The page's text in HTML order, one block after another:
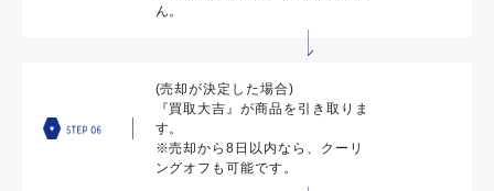
ん。
(売却が決定した場合)
『買取大吉』が商品を引き取りま
す。
※売却から8日以内なら、クーリ
ングオフも可能です。